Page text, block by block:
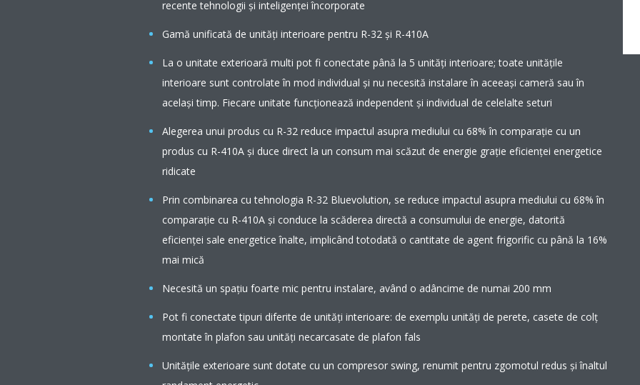
recente tehnologii şi inteligenţei încorporate
Gamă unificată de unități interioare pentru R-32 și R-410A
La o unitate exterioară multi pot fi conectate până la 5 unităţi interioare; toate unităţile
interioare sunt controlate în mod individual şi nu necesită instalare în aceeaşi cameră sau în
acelaşi timp. Fiecare unitate funcţionează independent şi individual de celelalte seturi
Alegerea unui produs cu R-32 reduce impactul asupra mediului cu 68% în comparaţie cu un
produs cu R-410A şi duce direct la un consum mai scăzut de energie graţie eficienţei energetice
ridicate
Prin combinarea cu tehnologia R-32 Bluevolution, se reduce impactul asupra mediului cu 68% în
comparație cu R-410A și conduce la scăderea directă a consumului de energie, datorită
eficienței sale energetice înalte, implicând totodată o cantitate de agent frigorific cu până la 16%
mai mică
Necesită un spaţiu foarte mic pentru instalare, având o adâncime de numai 200 mm
Pot fi conectate tipuri diferite de unităţi interioare: de exemplu unităţi de perete, casete de colţ
montate în plafon sau unităţi necarcasate de plafon fals
Unităţile exterioare sunt dotate cu un compresor swing, renumit pentru zgomotul redus şi înaltul